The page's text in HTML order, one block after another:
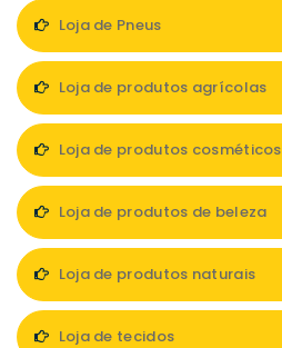
Loja de Pneus
Loja de produtos agrícolas
Loja de produtos cosméticos
Loja de produtos de beleza
Loja de produtos naturais
Loja de tecidos